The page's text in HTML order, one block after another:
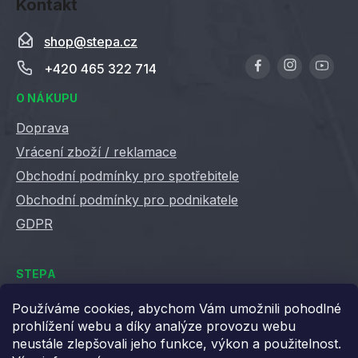
Používáme cookies, abychom Vám umožnili pohodlné
prohlížení webu a díky analýze provozu webu
neustále zlepšovali jeho funkce, výkon a použitelnost.
Kontakt
shop@stepa.cz
+420 465 322 714
O NÁKUPU
Doprava
Vrácení zboží / reklamace
Obchodní podmínky pro spotřebitele
Obchodní podmínky pro podnikatele
GDPR
STEPA
Kontakty
Kariéra ve Stepě
Věrnostní slevy